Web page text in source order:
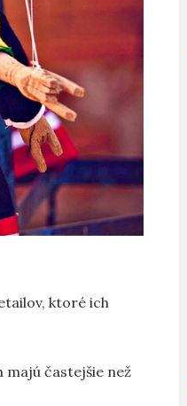
ktoré ich
majú častejšie než